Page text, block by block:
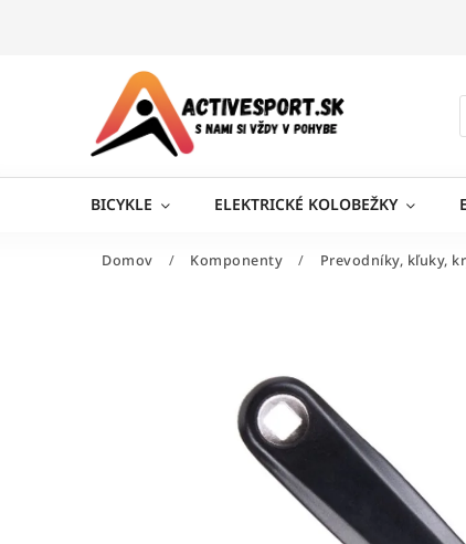
BICYKLE ELEKTRICKÉ KOLOBEŽKY
Domov / Komponenty / Prevodníky, kľuky,